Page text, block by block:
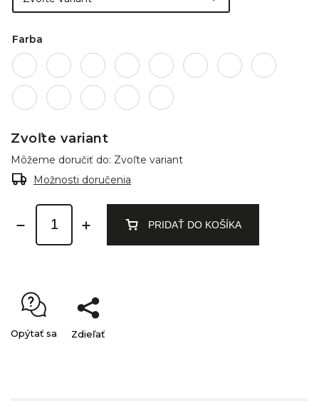
Farba
Zvoľte variant
Môžeme doručiť do: Zvoľte variant
Možnosti doručenia
PRIDAŤ DO KOŠÍKA
Opýtať sa Zdieľať